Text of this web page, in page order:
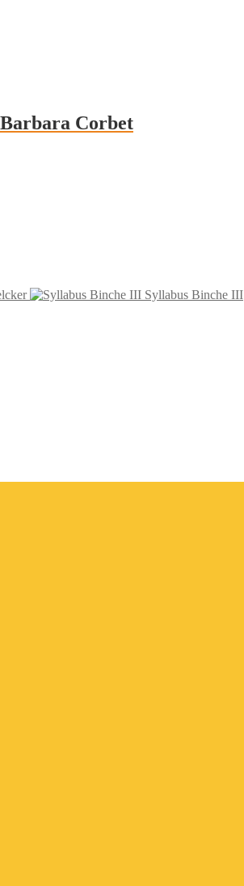
Corbet
Syllabus Binche III